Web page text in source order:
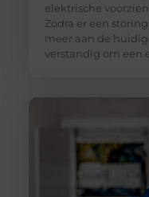
elektrische
Zodra er een
meer aan de
verstandig om een